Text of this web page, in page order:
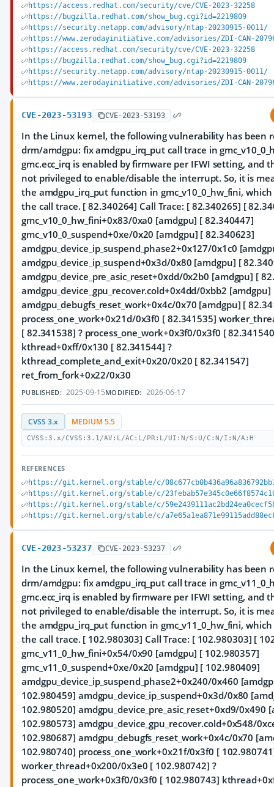
https://access.redhat.com/security/cve/CVE-2023-32258
https://bugzilla.redhat.com/show_bug.cgi?id=2219809
https://security.netapp.com/advisory/ntap-20230915-0011/
https://www.zerodayinitiative.com/advisories/ZDI-CAN-
https://access.redhat.com/security/cve/CVE-2023-32258
https://bugzilla.redhat.com/show_bug.cgi?id=2219809
https://security.netapp.com/advisory/ntap-20230915-0011/
https://www.zerodayinitiative.com/advisories/ZDI-CAN-
CVE-2023-53193 CVE-2023-53193
In the Linux kernel, the following vulnerability has been
drm/amdgpu: fix amdgpu_irq_put call trace in
gmc.ecc_irq is enabled by firmware per IFWI setting, and
not privileged to enable/disable the interrupt. So, it is
the amdgpu_irq_put function in gmc_v10_0_hw_fini,
the call trace. [ 82.340264] Call Trace: [ 82.340265] [
gmc_v10_0_hw_fini+0x83/0xa0 [amdgpu] [ 82.340447]
gmc_v10_0_suspend+0xe/0x20 [amdgpu] [ 82.340623]
amdgpu_device_ip_suspend_phase2+0x127/0x1c0
amdgpu_device_ip_suspend+0x3d/0x80 [amdgpu] [
amdgpu_device_pre_asic_reset+0xdd/0x2b0 [amdgpu] [
amdgpu_device_gpu_recover.cold+0x4dd/0xbb2
amdgpu_debugfs_reset_work+0x4c/0x70 [amdgpu] [
process_one_work+0x21d/0x3f0 [ 82.341535]
[ 82.341538] ? process_one_work+0x3f0/0x3f0 [
kthread+0xff/0x130 [ 82.341544] ?
kthread_complete_and_exit+0x20/0x20 [ 82.341547]
ret_from_fork+0x22/0x30
PUBLISHED: 2025-09-15MODIFIED: 2026-06-17
CVSS 3.x MEDIUM 5.5
CVSS:3.x/CVSS:3.1/AV:L/AC:L/PR:L/UI:N/S:U/C:N/I:N/A:H
REFERENCES
https://git.kernel.org/stable/c/
https://git.kernel.org/stable/c/
https://git.kernel.org/stable/c/
https://git.kernel.org/stable/c/
CVE-2023-53237 CVE-2023-53237
In the Linux kernel, the following vulnerability has been
drm/amdgpu: fix amdgpu_irq_put call trace in
gmc.ecc_irq is enabled by firmware per IFWI setting, and
not privileged to enable/disable the interrupt. So, it is
the amdgpu_irq_put function in gmc_v11_0_hw_fini,
the call trace. [ 102.980303] Call Trace: [ 102.980303] [
gmc_v11_0_hw_fini+0x54/0x90 [amdgpu] [ 102.980357]
gmc_v11_0_suspend+0xe/0x20 [amdgpu] [ 102.980409]
amdgpu_device_ip_suspend_phase2+0x240/0x460
102.980459] amdgpu_device_ip_suspend+0x3d/0x80
102.980520] amdgpu_device_pre_asic_reset+0xd9/0x490
102.980573] amdgpu_device_gpu_recover.cold+0x548/
102.980687] amdgpu_debugfs_reset_work+0x4c/0x70
102.980740] process_one_work+0x21f/0x3f0 [
worker_thread+0x200/0x3e0 [ 102.980742] ?
process_one_work+0x3f0/0x3f0 [ 102.980743]